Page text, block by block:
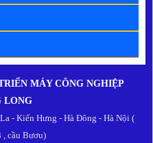
MÁY CÔNG NGHIỆP
LONG
- Kiến Hưng - Hà Đông - Hà Nội (
, cầu Bươu)